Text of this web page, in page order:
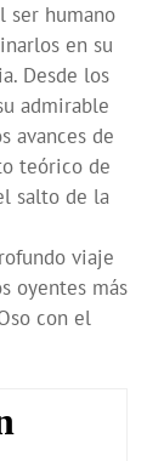
ser humano
en su
Desde los
admirable
avances de
teórico de
salto de la
viaje
oyentes más
con el